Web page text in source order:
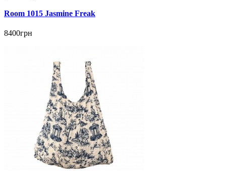
Room 1015 Jasmine Freak
8400грн